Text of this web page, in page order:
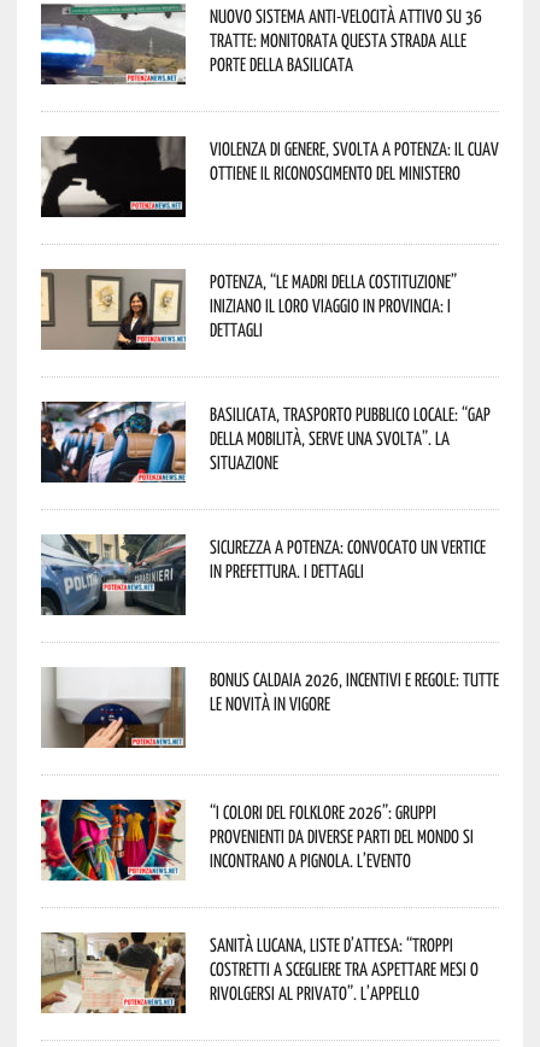
Nuovo sistema anti-velocità attivo su 36
tratte: monitorata questa strada alle
porte della Basilicata
Violenza di genere, svolta a Potenza: il CUAV
ottiene il riconoscimento del Ministero
Potenza, “Le Madri della Costituzione”
iniziano il loro viaggio in provincia: i
dettagli
Basilicata, trasporto pubblico locale: “Gap
della mobilità, serve una svolta”. La
situazione
Sicurezza a Potenza: convocato un vertice
in Prefettura. I dettagli
Bonus caldaia 2026, incentivi e regole: tutte
le novità in vigore
“I Colori del Folklore 2026”: gruppi
provenienti da diverse parti del mondo si
incontrano a Pignola. L’evento
Sanità lucana, liste d’attesa: “Troppi
costretti a scegliere tra aspettare mesi o
rivolgersi al privato”. L’appello